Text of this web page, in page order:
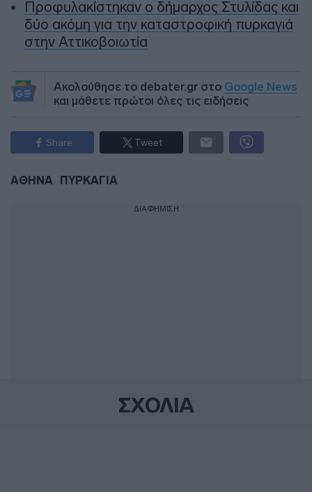
Προφυλακίστηκαν ο δήμαρχος Στυλίδας και
δύο ακόμη για την καταστροφική πυρκαγιά
στην Αττικοβοιωτία
Ακολούθησε το debater.gr στο Google News
και μάθετε πρώτοι όλες τις ειδήσεις
Share Tweet
ΑΘΗΝΑ ΠΥΡΚΑΓΙΑ
ΔΙΑΦΗΜΙΣΗ
ΣΧΟΛΙΑ